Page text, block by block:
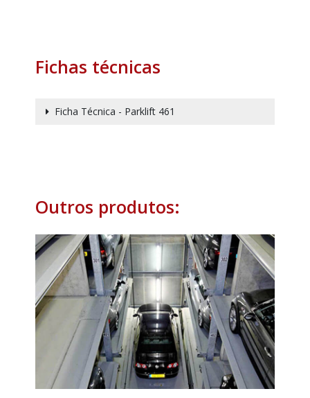
Fichas técnicas
Ficha Técnica - Parklift 461
Outros produtos: